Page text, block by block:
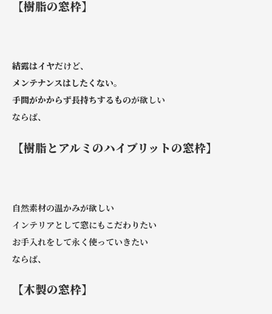
【樹脂の窓枠】
結露はイヤだけど、
メンテナンスはしたくない。
手間がかからず長持ちするものが欲しい
ならば、
【樹脂とアルミのハイブリットの窓枠】
自然素材の温かみが欲しい
インテリアとして窓にもこだわりたい
お手入れをして永く使っていきたい
ならば、
【木製の窓枠】